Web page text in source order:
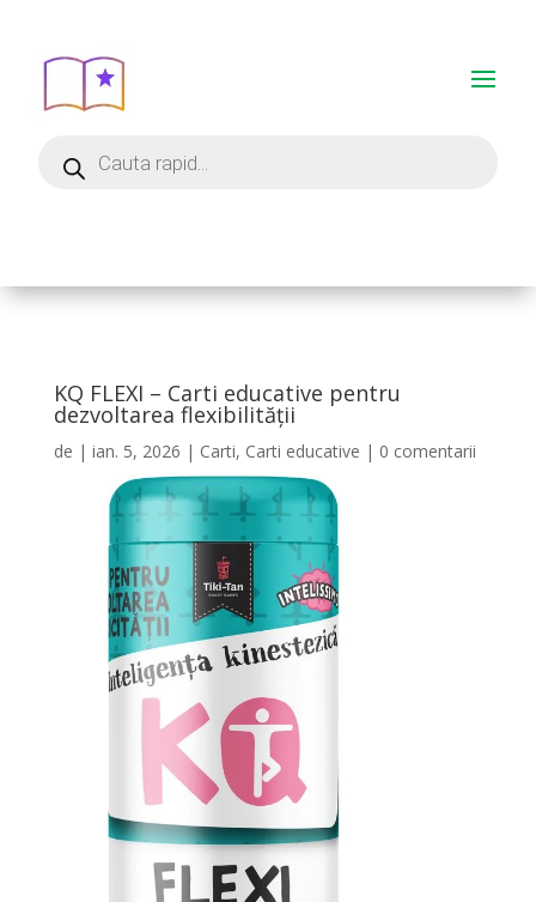
KQ FLEXI – Carti educative pentru
dezvoltarea flexibilității
de | ian. 5, 2026 | Carti, Carti educative | 0 comentarii